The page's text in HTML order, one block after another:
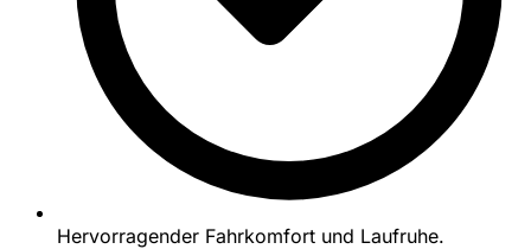
Hervorragender Fahrkomfort und Laufruhe.